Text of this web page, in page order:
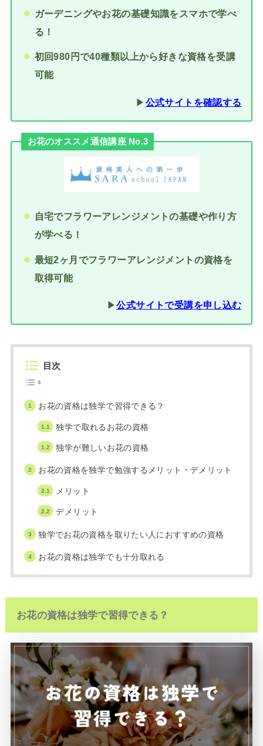
ガーデニングやお花の基礎知識をスマホで学べ
る！
初回980円で40種類以上から好きな資格を受講
可能
▶︎ 公式サイトを確認する
お花のオススメ通信講座 No.3
自宅でフラワーアレンジメントの基礎や作り方
が学べる！
最短2ヶ月でフラワーアレンジメントの資格を
取得可能
▶︎公式サイトで受講を申し込む
目次
お花の資格は独学で習得できる？
独学で取れるお花の資格
独学が難しいお花の資格
お花の資格を独学で勉強するメリット・デメリット
メリット
デメリット
独学でお花の資格を取りたい人におすすめの資格
お花の資格は独学でも十分取れる
お花の資格は独学で習得できる？